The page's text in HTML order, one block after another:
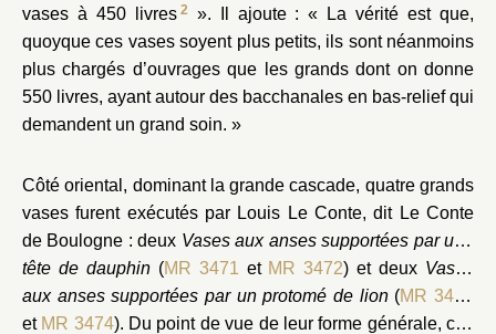
vases à 450 livres 2». Il ajoute : « La vérité est que,
quoyque ces vases soyent plus petits, ils sont néanmoins
plus chargés d’ouvrages que les grands dont on donne
550 livres, ayant autour des bacchanales en bas-relief qui
demandent un grand soin. »
Côté oriental, dominant la grande cascade, quatre grands
vases furent exécutés par Louis Le Conte, dit Le Conte
de Boulogne : deux Vases aux anses supportées par une
tête de dauphin(MR 3471 et MR 3472) et deux Vases
aux anses supportées par un protomé de lion(MR 3473
et MR 3474). Du point de vue de leur forme générale, ces